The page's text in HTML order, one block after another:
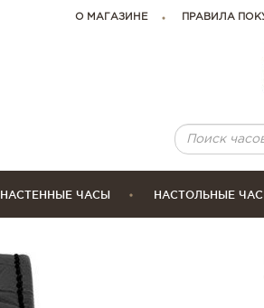
О МАГАЗИНЕ ПРАВИЛА
НАСТЕННЫЕ ЧАСЫ НАСТОЛЬНЫЕ